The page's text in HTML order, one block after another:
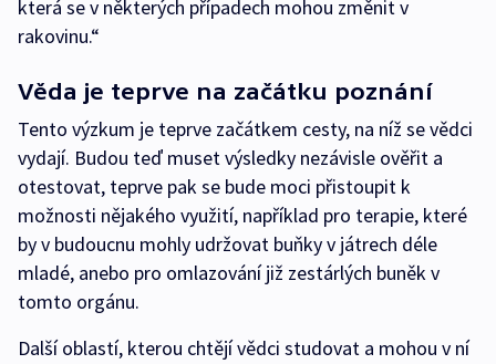
která se v některých případech mohou změnit v
rakovinu.“
Věda je teprve na začátku poznání
Tento výzkum je teprve začátkem cesty, na níž se vědci
vydají. Budou teď muset výsledky nezávisle ověřit a
otestovat, teprve pak se bude moci přistoupit k
možnosti nějakého využití, například pro terapie, které
by v budoucnu mohly udržovat buňky v játrech déle
mladé, anebo pro omlazování již zestárlých buněk v
tomto orgánu.
Další oblastí, kterou chtějí vědci studovat a mohou v ní